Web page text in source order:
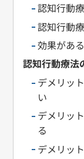
認知行動
認知行動
効果があ
認知行動療法
デメリッ
い
デメリッ
る
デメリッ